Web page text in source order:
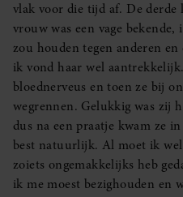
vlak voor die tijd af. De derde
vrouw was een vage
zou houden tegen anderen
ik vond haar wel
bloednerveus en toen ze bij
wegrennen. Gelukkig was zij
dus na een praatje kwam ze
best natuurlijk. Al moet ik
zoiets ongemakkelijks heb
ik me moest bezighouden en